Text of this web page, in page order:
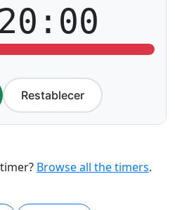
Restablecer
Browse all the timers.